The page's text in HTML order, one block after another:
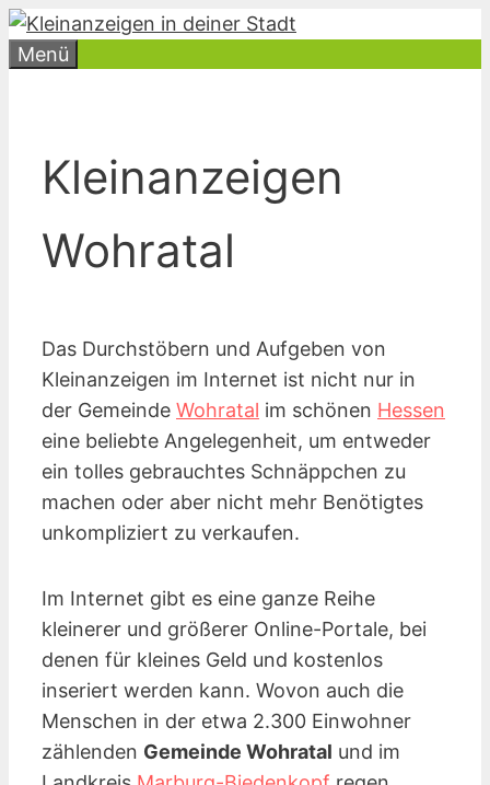
Zum
Inhalt
Menü
Kleinanzeigen
Wohratal
Das Durchstöbern und Aufgeben von
Kleinanzeigen im Internet ist nicht nur in
der Gemeinde Wohratal im schönen Hessen
eine beliebte Angelegenheit, um entweder
ein tolles gebrauchtes Schnäppchen zu
machen oder aber nicht mehr Benötigtes
unkompliziert zu verkaufen.
Im Internet gibt es eine ganze Reihe
kleinerer und größerer Online-Portale, bei
denen für kleines Geld und kostenlos
inseriert werden kann. Wovon auch die
Menschen in der etwa 2.300 Einwohner
zählenden Gemeinde Wohratal und im